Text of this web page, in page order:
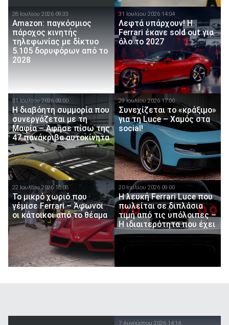
28 Ιουλίου 2026 09:33
Amazon: παγκόσμιος
πάροχος κινητής
τηλεφωνίας με δίκτυο
5.105 δορυφόρων από το
2028
31 Ιουλίου 2026 14:04
Λεφτά υπάρχουν! Η
Ferrari έκανε sold out για
όλο το 2027
31 Ιουλίου 2026 09:00
Η διαβόητη συμμορία που
συνεργάζεται με τη
Μαφία – Άφησε πίσω της
47 πανάκριβα αυτοκίνητα
29 Ιουλίου 2026 17:00
Συνεχίζεται το «κράξιμο»
για τη Luce – Χαμός στα
social!
22 Ιουλίου 2026 18:08
Το μικρό χωριό που
γέμισε Ferrari – Άφωνοι
οι κάτοικοι από το θέαμα
20 Ιουλίου 2026 09:00
Η λευκή Ferrari Luce που
πωλείται σε διπλάσια
τιμή από τις υπόλοιπες –
Η ιδιαιτερότητα που έχει
7 Αυγούστου 2026 14:14